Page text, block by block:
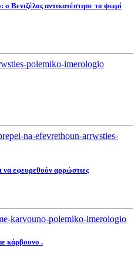
Βενιζέλος αντικατέστησε το ψωμί
να εφευρεθούν αρρώστιες
κάρβουνο .